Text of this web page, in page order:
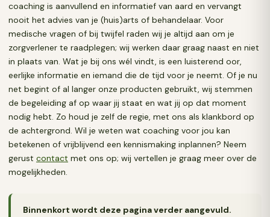
coaching is aanvullend en informatief van aard en vervangt
nooit het advies van je (huis)arts of behandelaar. Voor
medische vragen of bij twijfel raden wij je altijd aan om je
zorgverlener te raadplegen; wij werken daar graag naast en niet
in plaats van. Wat je bij ons wél vindt, is een luisterend oor,
eerlijke informatie en iemand die de tijd voor je neemt. Of je nu
net begint of al langer onze producten gebruikt, wij stemmen
de begeleiding af op waar jij staat en wat jij op dat moment
nodig hebt. Zo houd je zelf de regie, met ons als klankbord op
de achtergrond. Wil je weten wat coaching voor jou kan
betekenen of vrijblijvend een kennismaking inplannen? Neem
gerust contact met ons op; wij vertellen je graag meer over de
mogelijkheden.
Binnenkort wordt deze pagina verder aangevuld.